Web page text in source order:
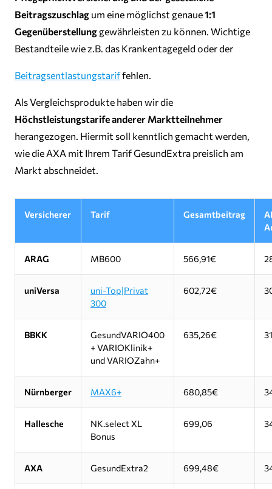
Beitragszuschlag um eine möglichst genaue1:1
Gegenüberstellunggewährleisten zu können. Wichtige
Bestandteile wie z.B. das Krankentagegeld oder der
Beitragsentlastungstariffehlen.
Als Vergleichsprodukte haben wir die
Höchstleistungstarife anderer Marktteilnehmer
herangezogen. Hiermit soll kenntlich gemacht werden,
wie die AXA mit Ihrem Tarif GesundExtra preislich am
Markt abschneidet.
Versicherer Tarif Gesamtbeitrag
ARAG MB600 566,91€
uniVersa
uni-Top|Privat
300
602,72€
BBKK
GesundVARIO400
+ VARIOKlinik+
und VARIOZahn+
635,26€
Nürnberger MAX6+ 680,85€
Hallesche
NK.select XL
Bonus
699,06
AXA GesundExtra2 699,48€